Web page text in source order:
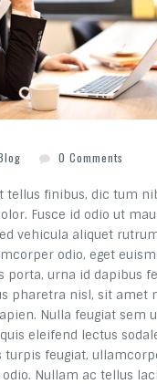
0 Comments
tellus finibus, dic tum
Fusce id odio ut
vehicula aliquet
odio, eget
porta, urna id dapibus
pharetra nisl, sit amet
Nulla feugiat sem
eleifend lectus
turpis feugiat,
Nullam ac tellus